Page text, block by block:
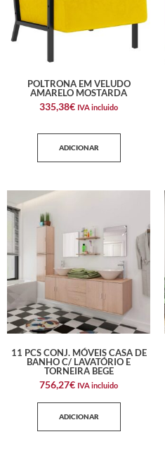
POLTRONA EM VELUDO
AMARELO MOSTARDA
335,38€ IVA incluido
ADICIONAR
11 PCS CONJ. MÓVEIS CASA DE
BANHO C/ LAVATÓRIO E
TORNEIRA BEGE
756,27€ IVA incluido
ADICIONAR